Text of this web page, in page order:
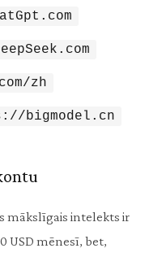
zh
bigmodel.cn
mākslīgais intelekts ir
USD mēnesī, bet,